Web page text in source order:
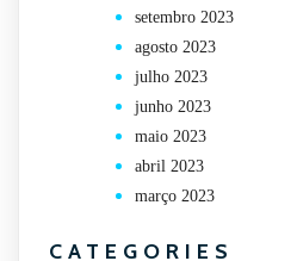
setembro 2023
agosto 2023
julho 2023
junho 2023
maio 2023
abril 2023
março 2023
CATEGORIES